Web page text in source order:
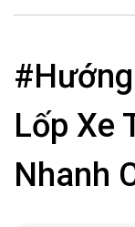
Lốp Xe
Nhanh